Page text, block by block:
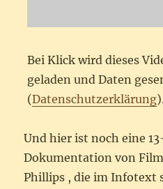
Bei Klick wird dieses
geladen und Daten
(Datenschutzerklärung
Und hier ist noch eine
Dokumentation von
Phillips , die im Infotext